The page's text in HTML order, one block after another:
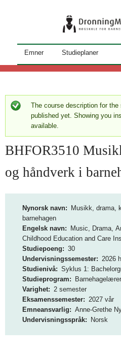
S
t
d
e
k
a
a
o
g
D
M
M
H
Emner Studieplaner
S
t
a
t
m
e
l
d
i
n
The course description for
published yet. Showing you
available.
BHFOR3510
og håndverk i
Nynorsk navn
Musikk, drama,
barnehagen
Engelsk navn
Music, Drama,
Childhood Education and Care
Studiepoeng
30
Undervisningssemester
2026
Studienivå
Syklus 1:
Studieprogram
Varighet
2 semester
Eksamenssemester
2027 vår
Emneansvarlig
Anne-Grethe
Undervisningsspråk
Norsk